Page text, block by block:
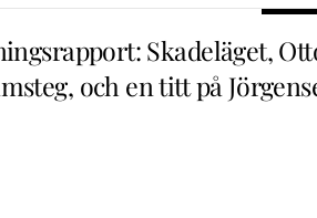
Skadeläget,
och en titt på